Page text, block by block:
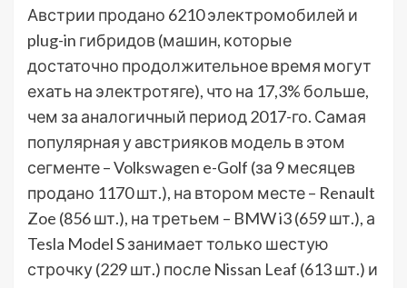
Австрии продано 6210 электромобилей и
plug-in гибридов (машин, которые
достаточно продолжительное время могут
ехать на электротяге), что на 17,3% больше,
чем за аналогичный период 2017-го. Самая
популярная у австрияков модель в этом
сегменте – Volkswagen e-Golf (за 9 месяцев
продано 1170 шт.), на втором месте – Renault
Zoe (856 шт.), на третьем – BMW i3 (659 шт.), а
Tesla Model S занимает только шестую
строчку (229 шт.) после Nissan Leaf (613 шт.) и